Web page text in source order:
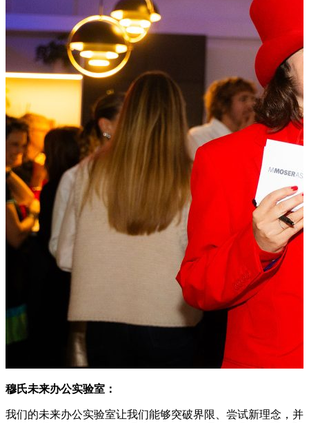
穆氏未来办公实验室 ：
我们的未来办公实验室让我们能够突破界限、尝试新理念，并